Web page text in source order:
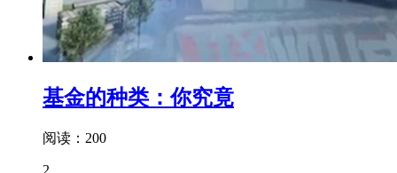
基金的种类：你究竟
阅读：200
2